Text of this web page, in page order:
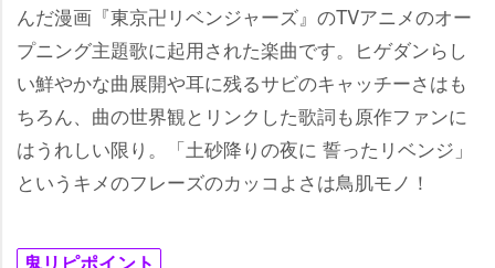
んだ漫画『東京卍リベンジャーズ』のTVアニメのオー
プニング主題歌に起用された楽曲です。ヒゲダンらし
い鮮やかな曲展開や耳に残るサビのキャッチーさはも
ちろん、曲の世界観とリンクした歌詞も原作ファンに
はうれしい限り。「土砂降りの夜に 誓ったリベンジ」
というキメのフレーズのカッコよさは鳥肌モノ！
鬼リピポイント